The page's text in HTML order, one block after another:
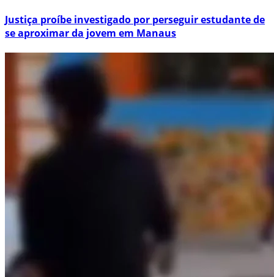
Justiça proíbe investigado por perseguir estudante de
se aproximar da jovem em Manaus